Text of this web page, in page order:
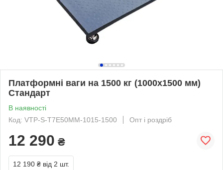
Платформні ваги на 1500 кг (1000х1500 мм)
Стандарт
В наявності
Код: VTP-S-Т7Е50ММ-1015-1500
Опт і роздріб
12 290 ₴
12 190 ₴ від 2 шт.